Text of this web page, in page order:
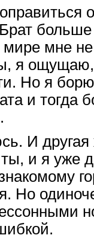
мне
я ощущаю,
Но я
и тогда
И
и я уже
Но